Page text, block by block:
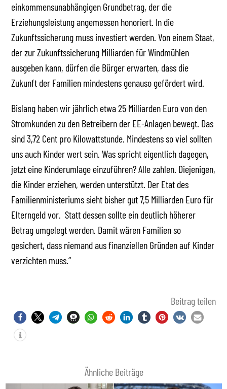
einkommensunabhängigen Grundbetrag, der die
Erziehungsleistung angemessen honoriert. In die
Zukunftssicherung muss investiert werden. Von einem Staat,
der zur Zukunftssicherung Milliarden für Windmühlen
ausgeben kann, dürfen die Bürger erwarten, dass die
Zukunft der Familien mindestens genauso gefördert wird.
Bislang haben wir jährlich etwa 25 Milliarden Euro von den
Stromkunden zu den Betreibern der EE-Anlagen bewegt. Das
sind 3,72 Cent pro Kilowattstunde. Mindestens so viel sollten
uns auch Kinder wert sein. Was spricht eigentlich dagegen,
jetzt eine Kinderumlage einzuführen? Alle zahlen. Diejenigen,
die Kinder erziehen, werden unterstützt. Der Etat des
Familienministeriums sieht bisher gut 7,5 Milliarden Euro für
Elterngeld vor. Statt dessen sollte ein deutlich höherer
Betrag umgelegt werden. Damit wären Familien so
gesichert, dass niemand aus finanziellen Gründen auf Kinder
verzichten muss.“
Beitrag teilen
Ähnliche Beiträge